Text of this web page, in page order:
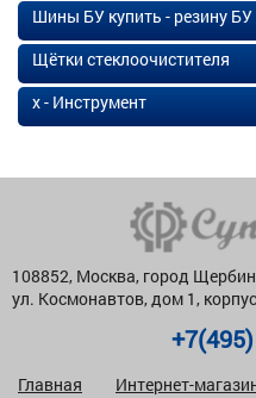
Шины БУ купить - резину БУ
Щётки стеклоочистителя
х - Инструмент
108852, Москва, город
ул. Космонавтов, дом 1,
Главная Интернет-